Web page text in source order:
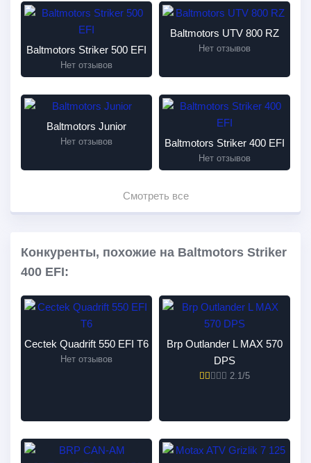
Baltmotors Striker 500 EFI
Нет отзывов
Baltmotors UTV 800 RZ
Нет отзывов
Baltmotors Junior
Нет отзывов Baltmotors Striker 400 EFI
Нет отзывов
Смотреть все
Конкуренты, похожие на Baltmotors Striker
400 EFI:
Cectek Quadrift 550 EFI T6
Нет отзывов
Brp Outlander L MAX 570
DPS
2.1/5